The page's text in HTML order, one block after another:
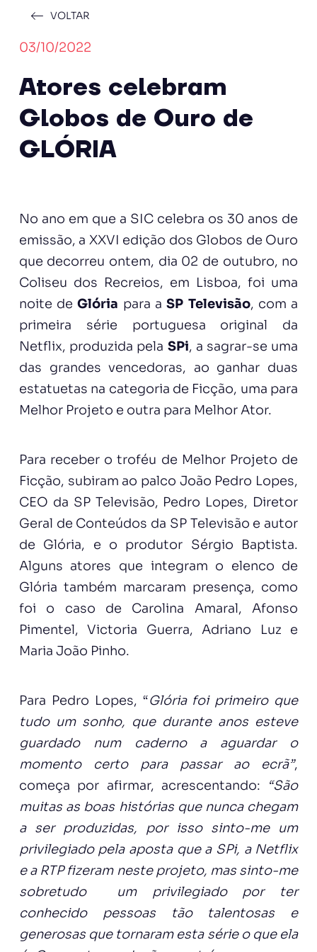
VOLTAR
03/10/2022
Atores celebram
Globos de Ouro de
GLÓRIA
No ano em que a SIC celebra os 30 anos de
emissão, a XXVI edição dos Globos de Ouro
que decorreu ontem, dia 02 de outubro, no
Coliseu dos Recreios, em Lisboa, foi uma
noite deGlória para aSP Televisão, com a
primeira série portuguesa original da
Netflix, produzida pela SPi, a sagrar-se uma
das grandes vencedoras, ao ganhar duas
estatuetas na categoria de Ficção, uma para
Melhor Projeto e outra para Melhor Ator.
Para receber o troféu de Melhor Projeto de
Ficção, subiram ao palco João Pedro Lopes,
CEO da SP Televisão, Pedro Lopes, Diretor
Geral de Conteúdos da SP Televisão e autor
de Glória, e o produtor Sérgio Baptista.
Alguns atores que integram o elenco de
Glória também marcaram presença, como
foi o caso de Carolina Amaral, Afonso
Pimentel, Victoria Guerra, Adriano Luz e
Maria João Pinho.
Para Pedro Lopes, “Glóriafoi primeiro que
tudo um sonho, que durante anos esteve
guardado num caderno a aguardar o
momento certo para passar ao ecrã”,
começa por afirmar, acrescentando:
“São
muitas as boas histórias que nunca chegam
a ser produzidas, por isso sinto-me um
privilegiado pela aposta que a SPi, a Netflix
e a RTP fizeram neste projeto, mas sinto-me
sobretudo um privilegiado por ter
conhecido pessoas tão talentosas e
generosas que tornaram esta série o que ela